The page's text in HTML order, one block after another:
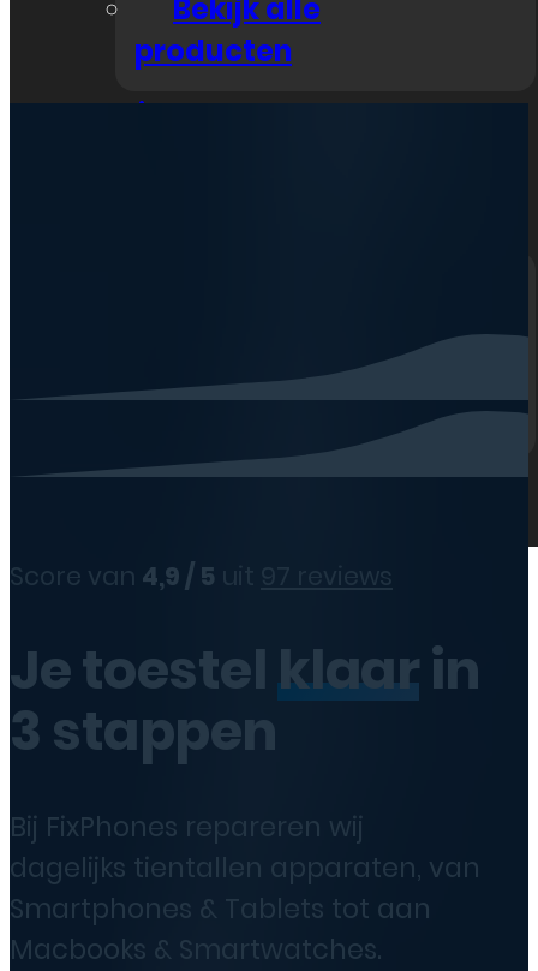
Bekijk alle
producten
Nieuws
Veelgestelde vragen
Openingstijden
Score van 4,9 / 5 97 reviews
Je toestelklaarin
3 stappen
Bij FixPhones repareren wij
dagelijks tientallen apparaten, van
Smartphones & Tablets tot aan
Macbooks & Smartwatches.